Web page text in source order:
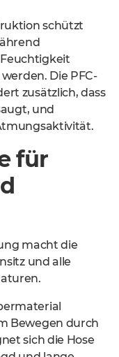
schützt
Die PFC-
zusätzlich, dass
und
für
macht die
und alle
Bewegen durch
sich die Hose